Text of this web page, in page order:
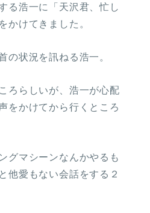
る浩一に「天沢君、忙し
かけてきました。
の状況を訊ねる浩一。
ろらしいが、浩一が心配
をかけてから行くところ
グマシーンなんかやるも
他愛もない会話をする２